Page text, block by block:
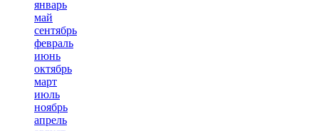
январь
май
сентябрь
февраль
июнь
октябрь
март
июль
ноябрь
апрель